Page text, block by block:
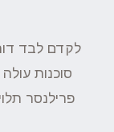
לקדם לבד
סוכנות
פרילנסר